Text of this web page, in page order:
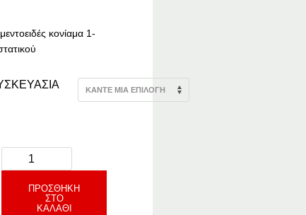
€15.79
κονίαμα 1-
ΠΡΟΣΘΉΚΗ
ΣΤΟ
ΚΑΛΆΘΙ